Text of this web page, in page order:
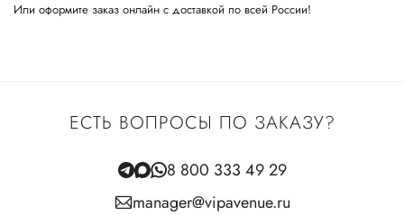
Или оформите заказ онлайн с доставкой по всей России!
ЕСТЬ ВОПРОСЫ ПО ЗАКАЗУ?
8 800 333 49 29
manager@vipavenue.ru